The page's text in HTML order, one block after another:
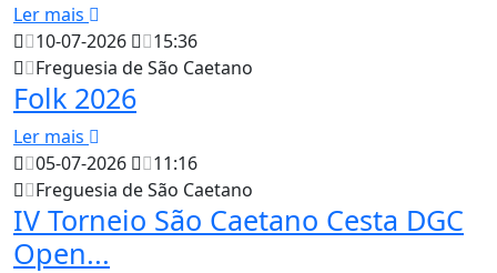
Ler mais
10-07-2026
15:36
Freguesia de São Caetano
Folk 2026
Ler mais
05-07-2026
11:16
Freguesia de São Caetano
IV Torneio São Caetano Cesta DGC
Open...